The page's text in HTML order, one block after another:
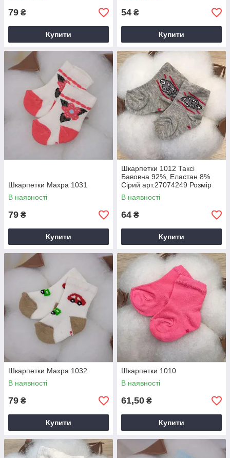
79 ₴
Купити
54 ₴
Купити
Шкарпетки Махра 1031
В наявності
79 ₴
Купити
Шкарпетки 1012 Таксі
Бавовна 92%, Еластан 8%
Сірий арт.27074249 Розмір
10-12(р)
В наявності
64 ₴
Купити
Шкарпетки Махра 1032
В наявності
79 ₴
Купити
Шкарпетки 1010
В наявності
61,50 ₴
Купити